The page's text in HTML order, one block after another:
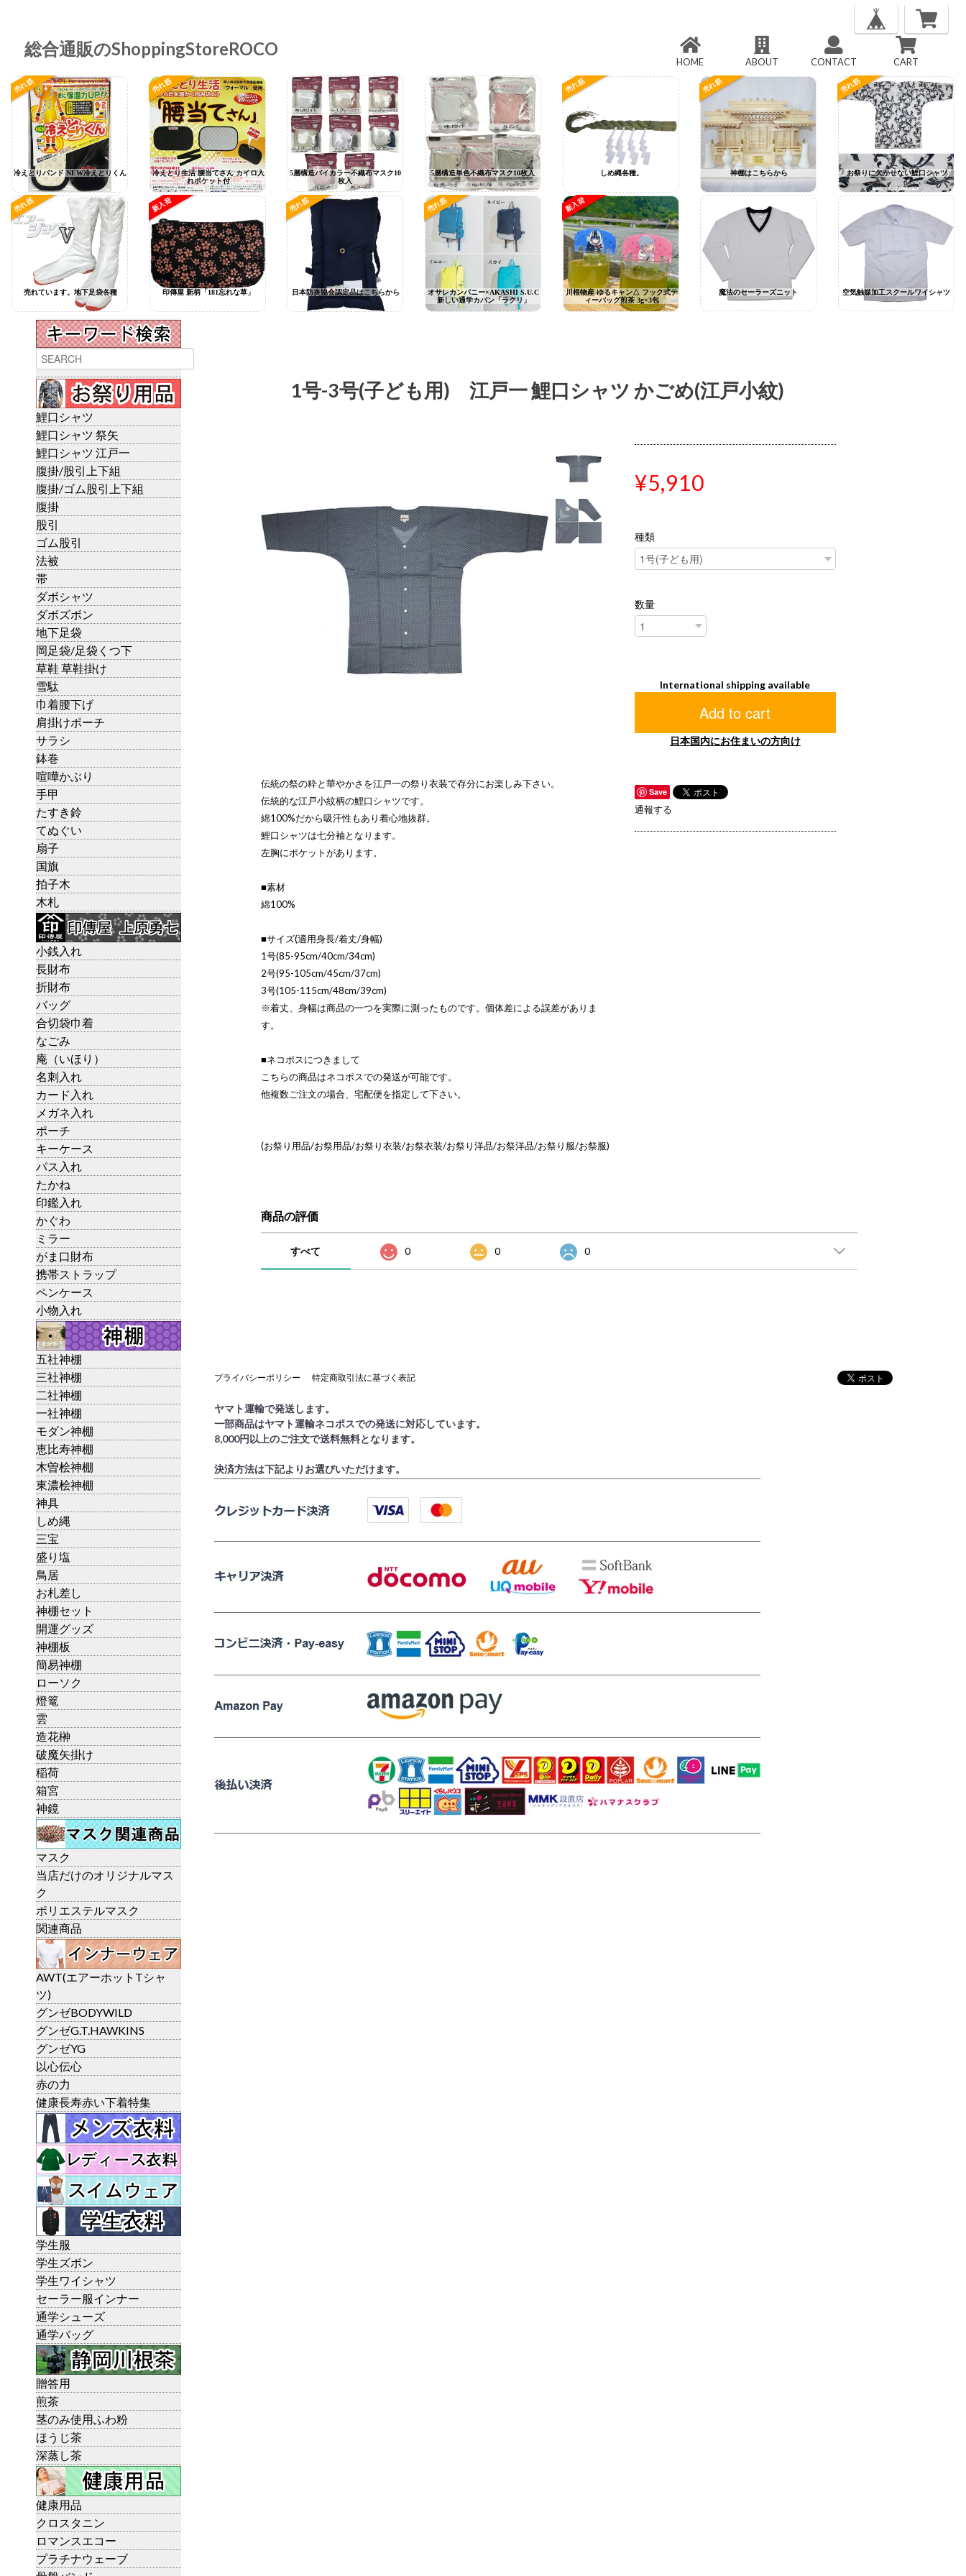
総合通販のShoppingStoreROCO
HOME ABOUT CONTACT CART
鯉口シャツ
鯉口シャツ 祭矢
鯉口シャツ 江戸一
腹掛/股引上下組
腹掛/ゴム股引上下組
腹掛
股引
ゴム股引
法被
帯
ダボシャツ
ダボズボン
地下足袋
岡足袋/足袋くつ下
草鞋 草鞋掛け
雪駄
巾着腰下げ
肩掛けポーチ
サラシ
鉢巻
喧嘩かぶり
手甲
たすき鈴
てぬぐい
扇子
国旗
拍子木
木札
小銭入れ
長財布
折財布
バッグ
合切袋巾着
なごみ
庵（いほり）
名刺入れ
カード入れ
メガネ入れ
ポーチ
キーケース
パス入れ
たかね
印鑑入れ
かぐわ
ミラー
がま口財布
携帯ストラップ
ペンケース
小物入れ
五社神棚
三社神棚
二社神棚
一社神棚
モダン神棚
恵比寿神棚
木曽桧神棚
東濃桧神棚
神具
しめ縄
三宝
盛り塩
鳥居
お札差し
神棚セット
開運グッズ
神棚板
簡易神棚
ローソク
燈篭
雲
造花榊
破魔矢掛け
稲荷
箱宮
神鏡
マスク
当店だけのオリジナルマス
ク
ポリエステルマスク
関連商品
AWT(エアーホットTシャ
ツ)
グンゼBODYWILD
グンゼG.T.HAWKINS
グンゼYG
以心伝心
赤の力
健康長寿赤い下着特集
学生服
学生ズボン
学生ワイシャツ
セーラー服インナー
通学シューズ
通学バッグ
贈答用
煎茶
茎のみ使用ふわ粉
ほうじ茶
深蒸し茶
健康用品
クロスタニン
ロマンスエコー
プラチナウェーブ
1号-3号(子ども用) 江戸一 鯉口シャツ かごめ(江戸小紋)
伝統の祭の粋と華やかさを江戸一の祭り衣装で存分にお楽しみ下さい。
伝統的な江戸小紋柄の鯉口シャツです。
綿100%だから吸汗性もあり着心地抜群。
鯉口シャツは七分袖となります。
左胸にポケットがあります。
■素材
綿100%
■サイズ(適用身長/着丈/身幅)
1号(85-95cm/40cm/34cm)
2号(95-105cm/45cm/37cm)
3号(105-115cm/48cm/39cm)
※着丈、身幅は商品の一つを実際に測ったものです。個体差による誤差がありま
す。
■ネコポスにつきまして
こちらの商品はネコポスでの発送が可能です。
他複数ご注文の場合、宅配便を指定して下さい。
(お祭り用品/お祭用品/お祭り衣装/お祭衣装/お祭り洋品/お祭洋品/お祭り服/お祭服)
¥5,910
種類
数量
International shipping available
Add to cart
日本国内にお住まいの方向け
Save
通報する
商品の評価
すべて 0 0 0
プライバシーポリシー 特定商取引法に基づく表記
ヤマト運輸で発送します。
一部商品はヤマト運輸ネコポスでの発送に対応しています。
8,000円以上のご注文で送料無料となります。
決済方法は下記よりお選びいただけます。